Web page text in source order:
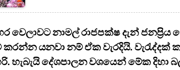
වෙලාවට නාමල් රාජපක්ෂ දැන්
කරන්න යනවා නම් ඒක වැරදියි.
හැබැයි දේශපාලන වශයෙන් මේක